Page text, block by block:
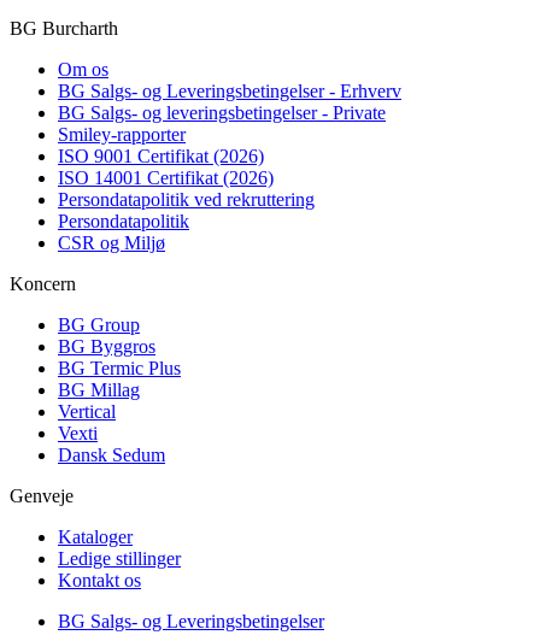
BG Burcharth
Om os
BG Salgs- og Leveringsbetingelser - Erhverv
BG Salgs- og leveringsbetingelser - Private
Smiley-rapporter
ISO 9001 Certifikat (2026)
ISO 14001 Certifikat (2026)
Persondatapolitik ved rekruttering
Persondatapolitik
CSR og Miljø
Koncern
BG Group
BG Byggros
BG Termic Plus
BG Millag
Vertical
Vexti
Dansk Sedum
Genveje
Kataloger
Ledige stillinger
Kontakt os
BG Salgs- og Leveringsbetingelser